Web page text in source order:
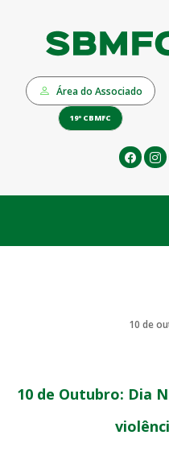
Área do Associado
19º CBMFC
10 de
10 de Outubro: Dia